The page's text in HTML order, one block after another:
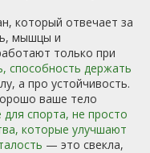
который отвечает за
мышцы и
только при
, способность держать
а про устойчивость.
ваше тело
для спорта, не просто
которые улучшают
— это свекла,